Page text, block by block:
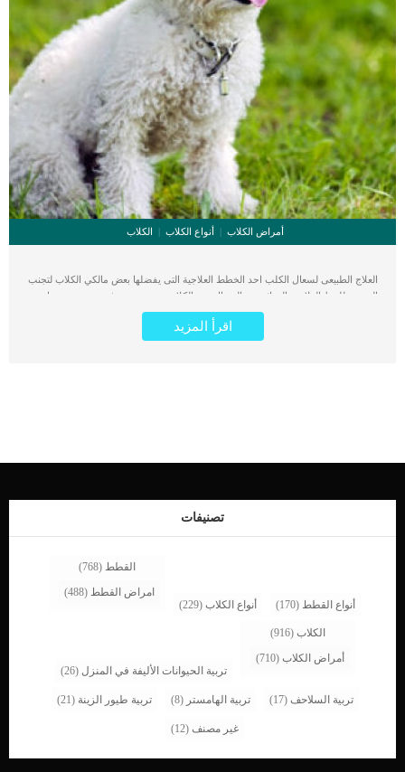
أمراض الكلاب أنواع الكلاب الكلاب
العلاج الطبيعى لسعال الكلب احد الخطط العلاجية التى يفضلها بعض مالكي الكلاب لتجنب
التعرض للخط العلاجية الدوائية. السعال عند الكلاب هو مرض جرثومي معدى ينتقل من
كلب الى اخر ويشبه نزلات البرد. اقرأ ايضا: معلومات عن إصابة الكلاب بالحمى تعرف
هذه الاصابة ايضا بأسم “سعال بيت الكلب” لأنه ينتشر بين الكلاب التى تعيش فى ملاجئ
الحيوانات. كما يعرف طبيا باسم “التهاب القصبة الهوائية ” وهو ناتج عن اصابة الكلب بنوع
اقرأ المزيد
تصنيفات
أنواع القطط (170) أنواع الكلاب (229)
القطط (768)
امراض القطط (488)
الكلاب (916)
أمراض الكلاب (710)
تربية الحيوانات الأليفة في المنزل (26)
تربية السلاحف (17) تربية الهامستر (8) تربية طيور الزينة (21)
غير مصنف (12)